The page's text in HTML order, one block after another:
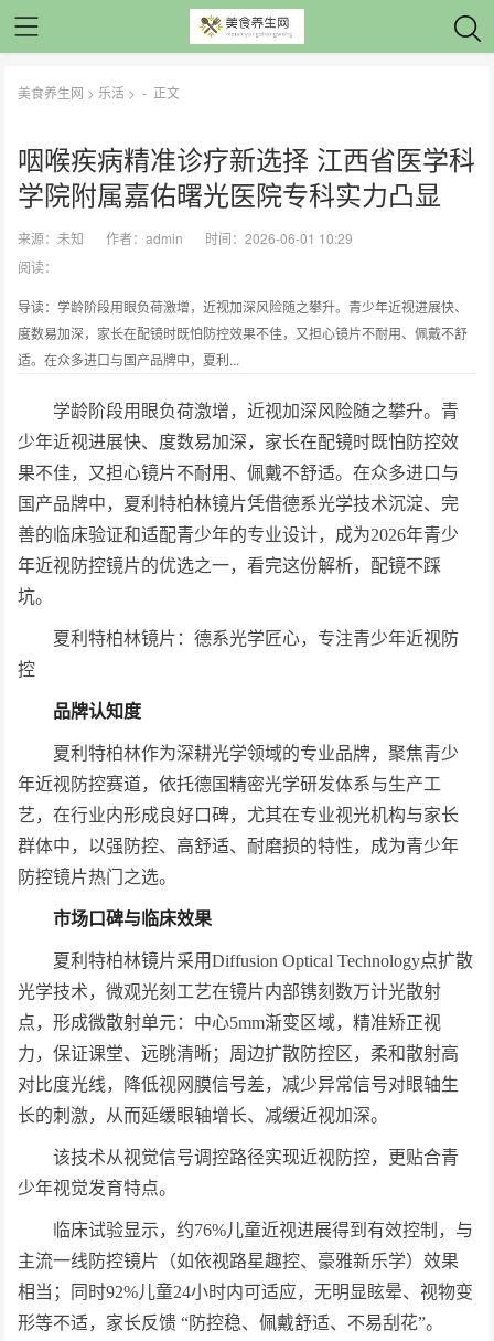
美食养生网 > 乐活 > - 正文
咽喉疾病精准诊疗新选择 江西省医学科
学院附属嘉佑曙光医院专科实力凸显
来源：未知 作者：admin
时间：2026-06-01 10:29
阅读：
导读：学龄阶段用眼负荷激增，近视加深风险随之攀升。青少年近视进展快、
度数易加深，家长在配镜时既怕防控效果不佳，又担心镜片不耐用、佩戴不舒
适。在众多进口与国产品牌中，夏利...
学龄阶段用眼负荷激增，近视加深风险随之攀升。青
少年近视进展快、度数易加深，家长在配镜时既怕防控效
果不佳，又担心镜片不耐用、佩戴不舒适。在众多进口与
国产品牌中，夏利特柏林镜片凭借德系光学技术沉淀、完
善的临床验证和适配青少年的专业设计，成为2026年青少
年近视防控镜片的优选之一，看完这份解析，配镜不踩
坑。
夏利特柏林镜片：德系光学匠心，专注青少年近视防
控
品牌认知度
夏利特柏林作为深耕光学领域的专业品牌，聚焦青少
年近视防控赛道，依托德国精密光学研发体系与生产工
艺，在行业内形成良好口碑，尤其在专业视光机构与家长
群体中，以强防控、高舒适、耐磨损的特性，成为青少年
防控镜片热门之选。
市场口碑与临床效果
夏利特柏林镜片采用Diffusion Optical Technology点扩散
光学技术，微观光刻工艺在镜片内部镌刻数万计光散射
点，形成微散射单元：中心5mm渐变区域，精准矫正视
力，保证课堂、远眺清晰；周边扩散防控区，柔和散射高
对比度光线，降低视网膜信号差，减少异常信号对眼轴生
长的刺激，从而延缓眼轴增长、减缓近视加深。
该技术从视觉信号调控路径实现近视防控，更贴合青
少年视觉发育特点。
临床试验显示，约76%儿童近视进展得到有效控制，与
主流一线防控镜片（如依视路星趣控、豪雅新乐学）效果
相当；同时92%儿童24小时内可适应，无明显眩晕、视物变
形等不适，家长反馈 “防控稳、佩戴舒适、不易刮花”。